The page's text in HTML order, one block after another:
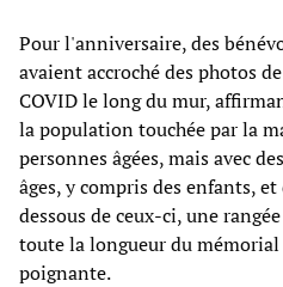
Pour l'anniversaire, des
avaient accroché des photos
COVID le long du mur,
la population touchée par la
personnes âgées, mais avec
âges, y compris des enfants,
dessous de ceux-ci, une
toute la longueur du
poignante.